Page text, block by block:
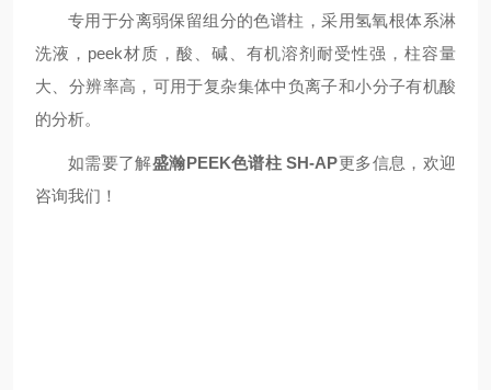
专用于分离弱保留组分的色谱柱，采用氢氧根体系淋
洗液，peek材质，酸、碱、有机溶剂耐受性强，柱容量
大、分辨率高，可用于复杂集体中负离子和小分子有机酸
的分析。
如需要了解盛瀚PEEK色谱柱 SH-AP更多信息，欢迎
咨询我们！